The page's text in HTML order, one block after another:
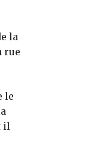
la
rue
le
il